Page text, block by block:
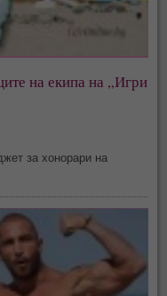
на екипа на „Игри
за хонорари на